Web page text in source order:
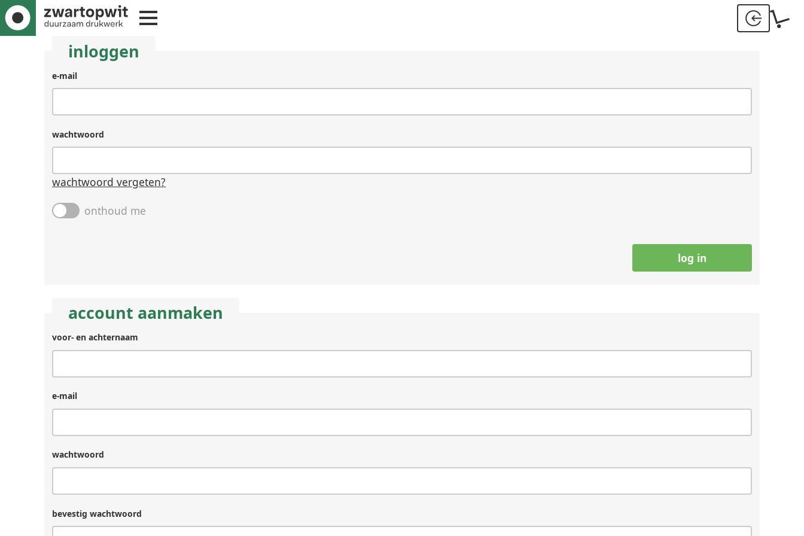
inloggen
e-mail
wachtwoord
wachtwoord vergeten?
onthoud me
account aanmaken
voor- en achternaam
e-mail
wachtwoord
bevestig wachtwoord